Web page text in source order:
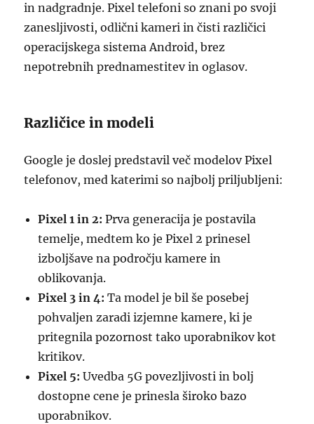
in nadgradnje. Pixel telefoni so znani po svoji
zanesljivosti, odlični kameri in čisti različici
operacijskega sistema Android, brez
nepotrebnih prednamestitev in oglasov.
Različice in modeli
Google je doslej predstavil več modelov Pixel
telefonov, med katerimi so najbolj priljubljeni:
Pixel 1 in 2: Prva generacija je postavila
temelje, medtem ko je Pixel 2 prinesel
izboljšave na področju kamere in
oblikovanja.
Pixel 3 in 4: Ta model je bil še posebej
pohvaljen zaradi izjemne kamere, ki je
pritegnila pozornost tako uporabnikov kot
kritikov.
Pixel 5: Uvedba 5G povezljivosti in bolj
dostopne cene je prinesla široko bazo
uporabnikov.